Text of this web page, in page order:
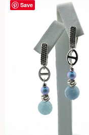
Save